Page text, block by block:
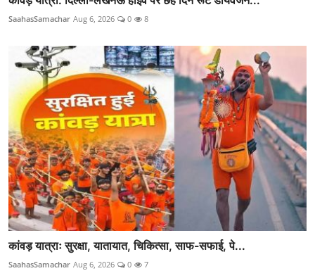
SaahasSamachar Aug 6, 2026 0 8
कांवड़ यात्राः सुरक्षा, यातायात, चिकित्सा, साफ-सफाई, पे...
SaahasSamachar Aug 6, 2026 0 7